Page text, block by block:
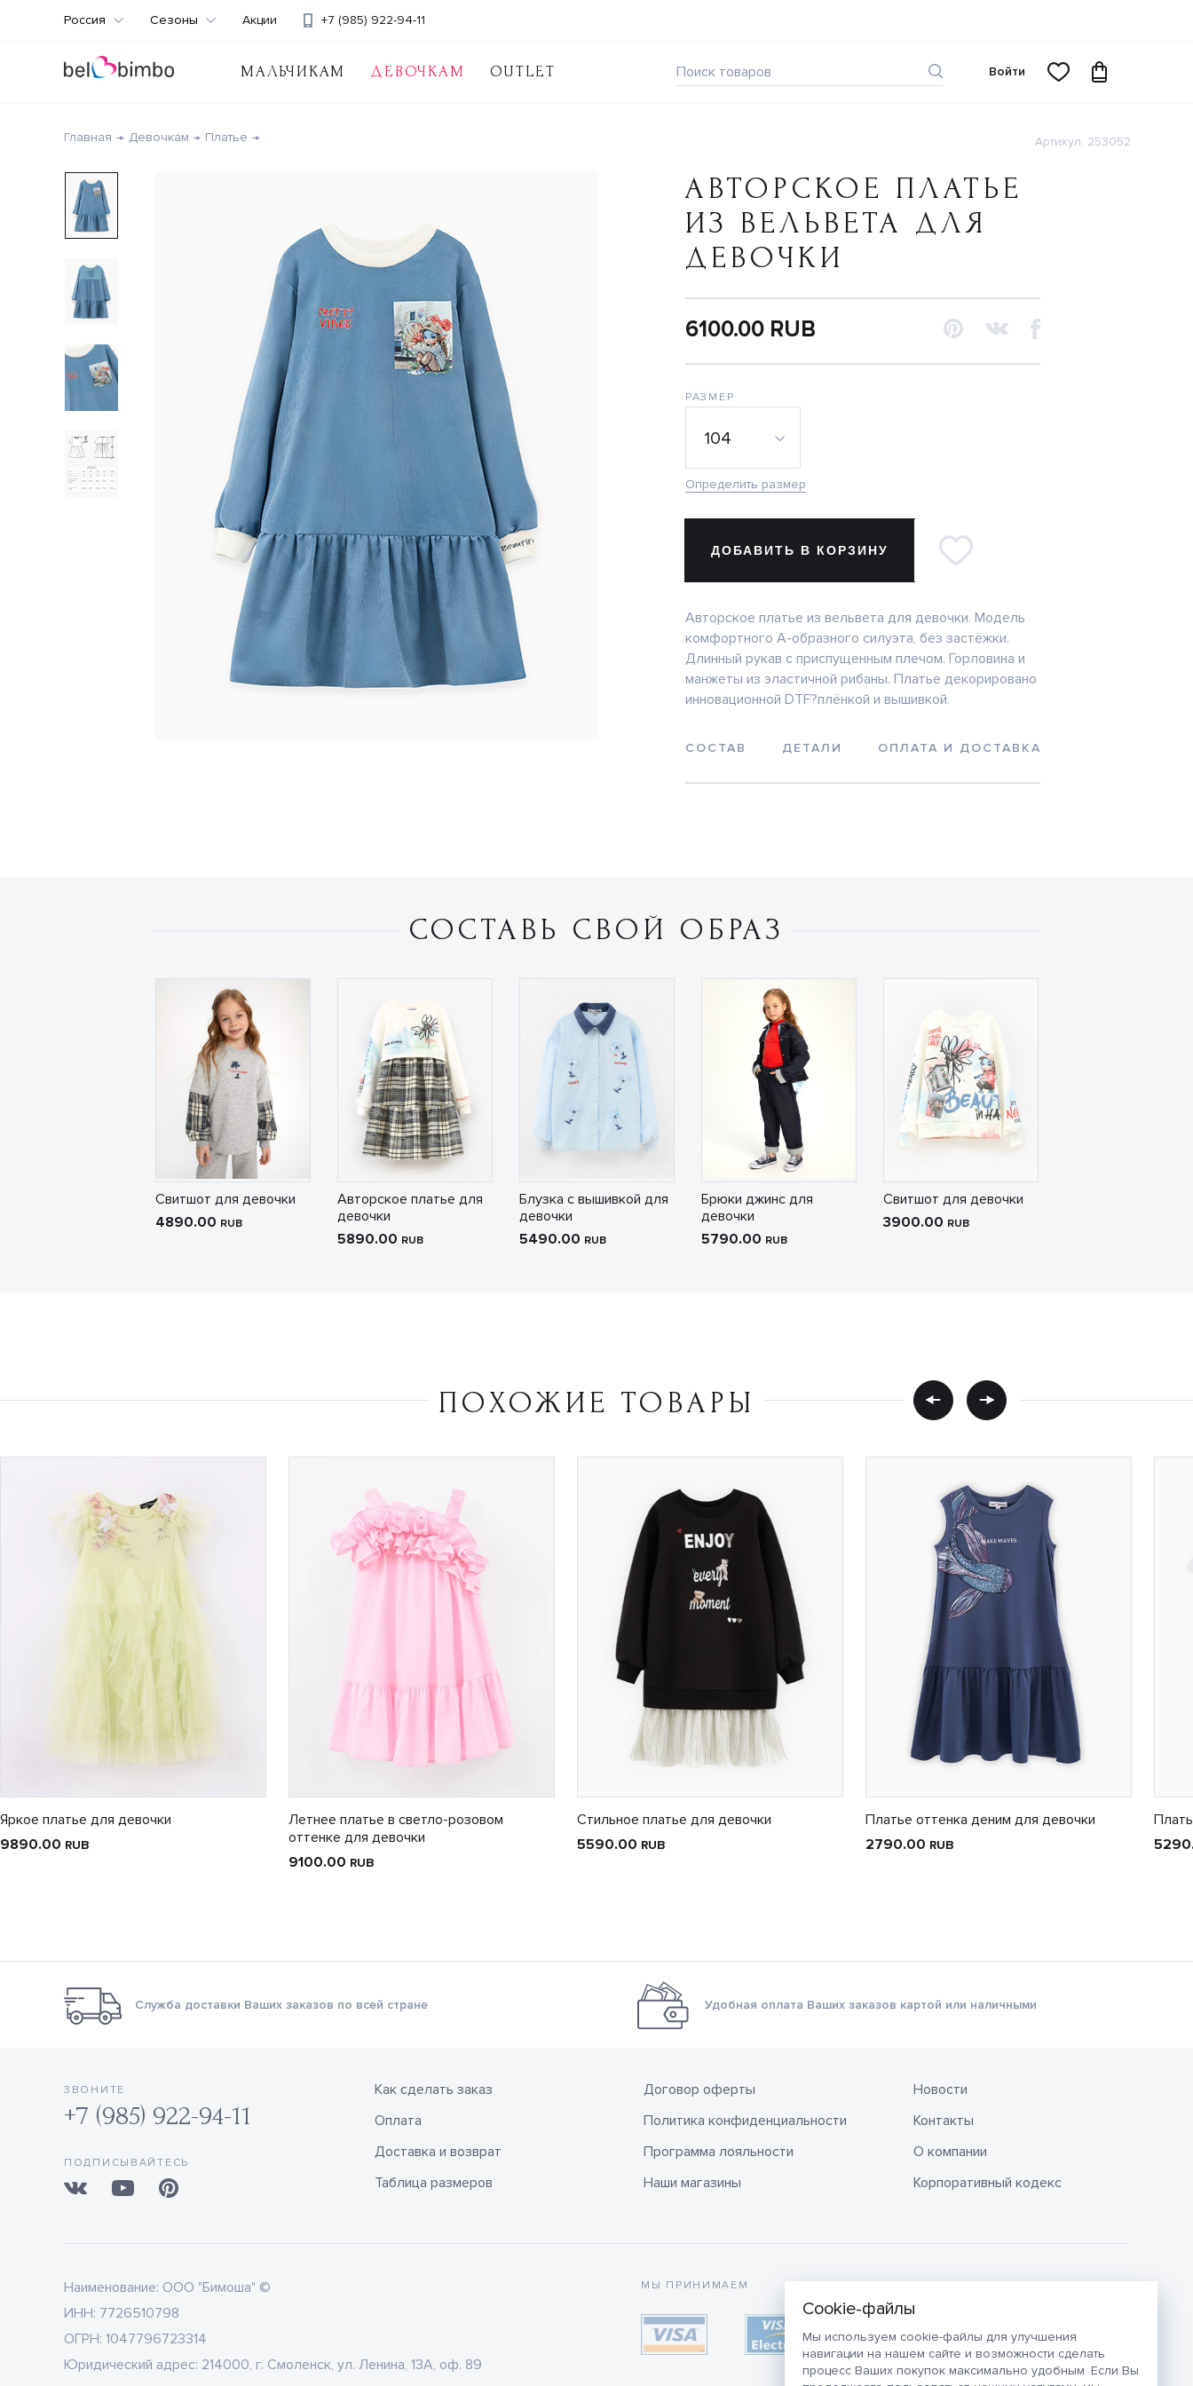
Мы используем cookie-файлы для улучшения
навигации на нашем сайте и возможности сделать
процесс Ваших покупок максимально удобным. Если Вы
МАЛЬЧИКАМ ДЕВОЧКАМ OUTLET
+7 (985) 922-94-11
Россия Сезоны Акции
Войти
Главная Девочкам Платье Артикул: 253052
АВТОРСКОЕ ПЛАТЬЕ
ИЗ ВЕЛЬВЕТА ДЛЯ
ДЕВОЧКИ
6100.00 RUB
РАЗМЕР
104
Определить размер
ДОБАВИТЬ В КОРЗИНУ
Авторское платье из вельвета для девочки. Модель
комфортного А-образного силуэта, без застёжки.
Длинный рукав с приспущенным плечом. Горловина и
манжеты из эластичной рибаны. Платье декорировано
инновационной DTF?плёнкой и вышивкой.
СОСТАВ ДЕТАЛИ ОПЛАТА И ДОСТАВКА
СОСТАВЬ СВОЙ ОБРАЗ
Свитшот для девочки
4890.00 RUB
Авторское платье для
девочки
5890.00 RUB
Блузка с вышивкой для
девочки
5490.00 RUB
Брюки джинс для
девочки
5790.00 RUB
Свитшот для девочки
3900.00 RUB
ПОХОЖИЕ ТОВАРЫ
Яркое платье для девочки
9890.00 RUB
Летнее платье в светло-розовом
оттенке для девочки
9100.00 RUB
Стильное платье для девочки
5590.00 RUB
Платье оттенка деним для девочки
2790.00 RUB
Служба доставки Ваших заказов по всей стране Удобная оплата Ваших заказов картой или наличными
ЗВОНИТЕ
+7 (985) 922-94-11
ПОДПИСЫВАЙТЕСЬ
Как сделать заказ
Оплата
Доставка и возврат
Таблица размеров
Договор оферты
Политика конфиденциальности
Программа лояльности
Наши магазины
Новости
Контакты
О компании
Корпоративный кодекс
Наименование: ООО "Бимоша" ©
ИНН: 7726510798
ОГРН: 1047796723314
Юридический адрес: 214000, г. Смоленск, ул. Ленина, 13А, оф. 89
МЫ ПРИНИМАЕМ